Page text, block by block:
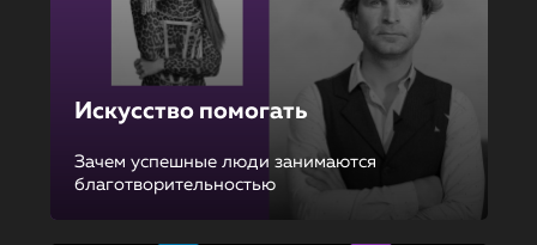
Искусство помогать
Зачем успешные люди занимаются
благотворительностью